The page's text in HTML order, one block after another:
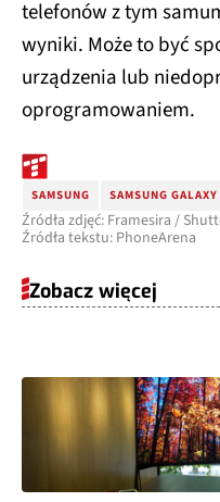
telefonów z tym
wyniki. Może to być
urządzenia lub
oprogramowaniem.
SAMSUNG SAMSUNG
Źródła zdjęć: Framesira /
Źródła tekstu: PhoneArena
Zobacz więcej